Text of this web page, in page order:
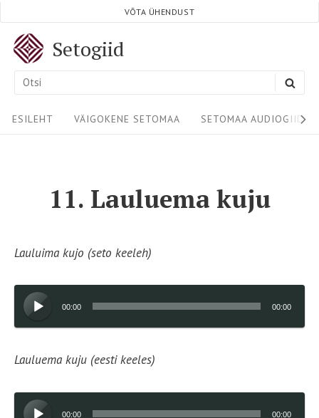
content
Setogiid
Search
VÕTA ÜHENDUST
Site
Navigation
ESILEHT VÄIGOKENE SETOMAA SETOMAA AUDIOGIIDID
11. Lauluema kuju
Lauluima kujo (seto keeleh)
Audioesitaja
00:00 00:00
Lauluema kuju (eesti keeles)
Audioesitaja
00:00 00:00